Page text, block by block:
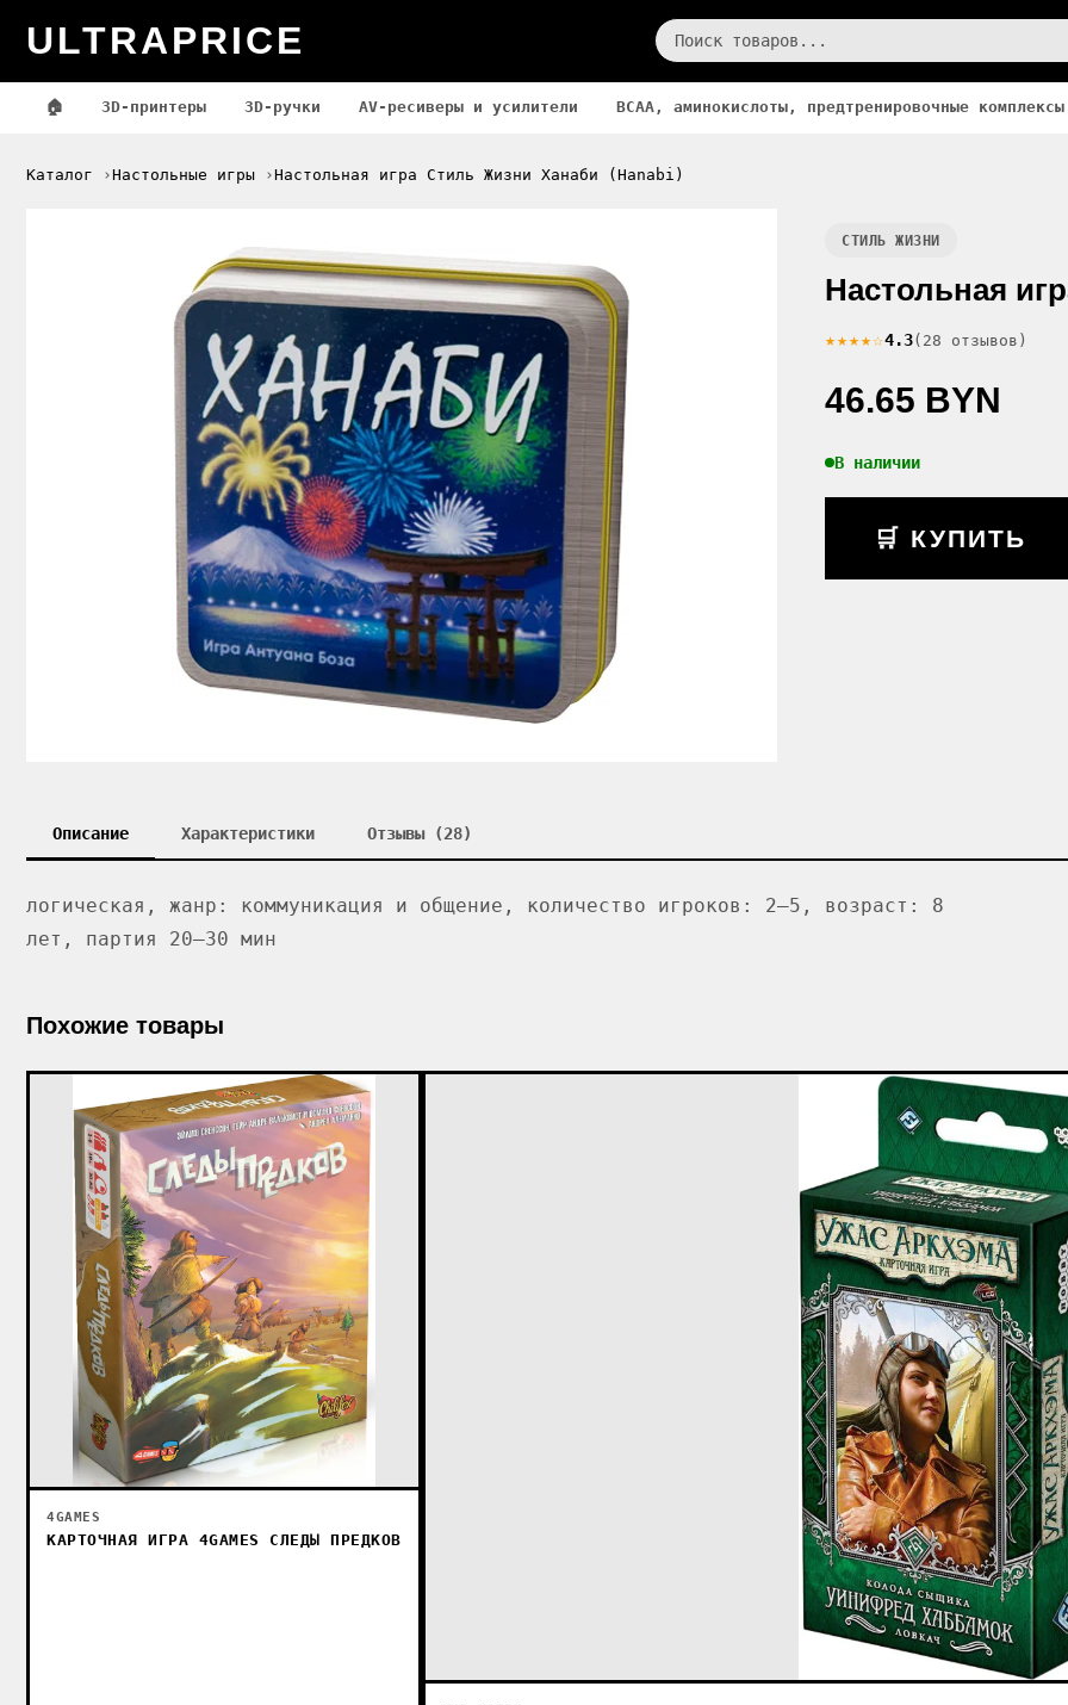
ULTRAPRICE
🏠 3D-принтеры 3D-ручки AV-ресиверы и усилители BCAA, аминокислоты, предтренировочные
Каталог Настольные игры Настольная игра Стиль Жизни Ханаби (Hanabi)
СТИЛЬ ЖИЗНИ
Настольная
★★★★☆4.3(28 отзывов)
46.65 BYN
В наличии
🛒 КУПИТЬ
Описание Характеристики Отзывы (28)
логическая, жанр: коммуникация и общение, количество игроков: 2–5, возраст: 8
лет, партия 20–30 мин
Похожие товары
4GAMES
КАРТОЧНАЯ ИГРА 4GAMES СЛЕДЫ ПРЕДКОВ